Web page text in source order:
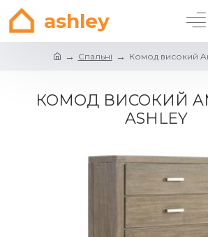
ashley
Спальні Комод високий
КОМОД ВИСОКИЙ
ASHLEY